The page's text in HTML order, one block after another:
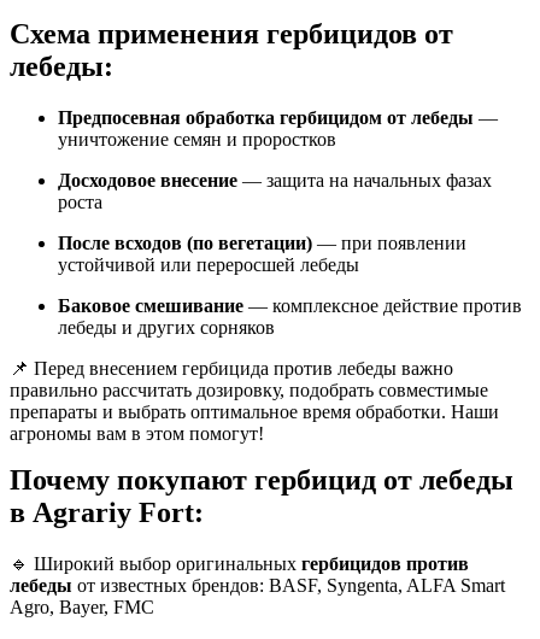
Схема применения гербицидов от
лебеды:
Предпосевная обработка гербицидом от лебеды —
уничтожение семян и проростков
Досходовое внесение — защита на начальных фазах
роста
После всходов (по вегетации) — при появлении
устойчивой или переросшей лебеды
Баковое смешивание — комплексное действие против
лебеды и других сорняков
📌 Перед внесением гербицида против лебеды важно
правильно рассчитать дозировку, подобрать совместимые
препараты и выбрать оптимальное время обработки. Наши
агрономы вам в этом помогут!
Почему покупают гербицид от лебеды
в Agrariy Fort:
🔹 Широкий выбор оригинальных гербицидов против
лебеды от известных брендов: BASF, Syngenta, ALFA Smart
Agro, Bayer, FMC